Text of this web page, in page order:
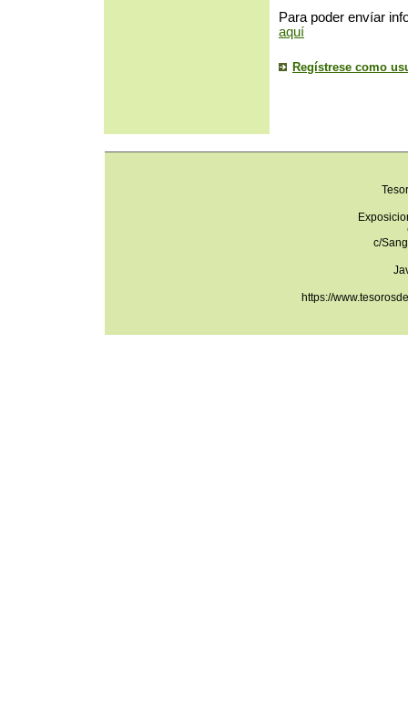
Para poder envíar
aquí
Regístrese como
c/
https://